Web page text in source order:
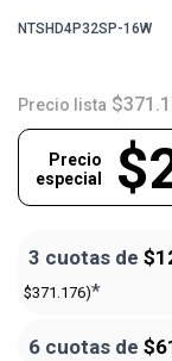
NTSHD4P32SP-16W
Precio lista
Precio
especial
3 cuotas de
$371.176)*
6 cuotas de